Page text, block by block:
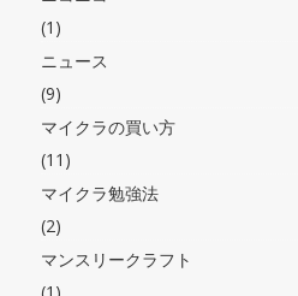
(1)
ニュース
(9)
マイクラの買い方
(11)
マイクラ勉強法
(2)
マンスリークラフト